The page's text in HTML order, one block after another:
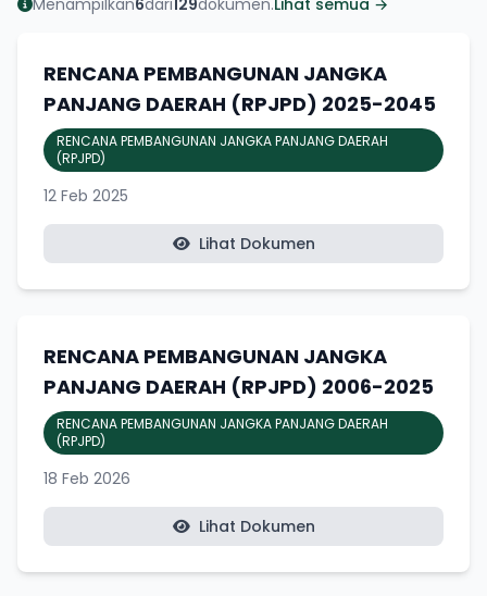
RENCANA PEMBANGUNAN JANGKA
PANJANG DAERAH (RPJPD) 2025-2045
RENCANA PEMBANGUNAN JANGKA PANJANG DAERAH
(RPJPD)
12 Feb 2025
Lihat Dokumen
RENCANA PEMBANGUNAN JANGKA
PANJANG DAERAH (RPJPD) 2006-2025
RENCANA PEMBANGUNAN JANGKA PANJANG DAERAH
(RPJPD)
18 Feb 2026
Lihat Dokumen